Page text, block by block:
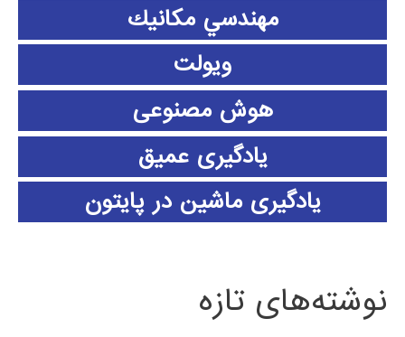
مهندسي مكانيك
ویولت
هوش مصنوعی
یادگیری عمیق
یادگیری ماشین در پایتون
نوشته‌های تازه